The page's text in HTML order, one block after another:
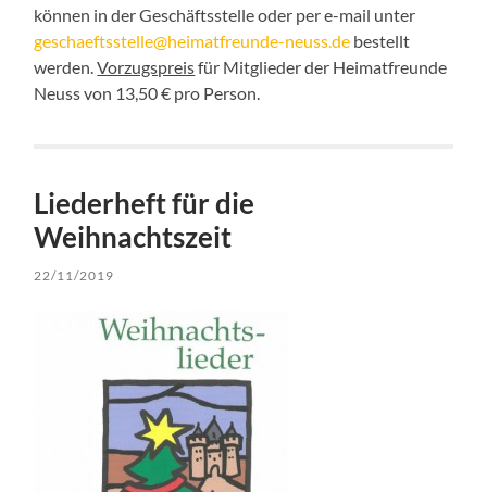
können in der Geschäftsstelle oder per e-mail unter
geschaeftsstelle@heimatfreunde-neuss.de bestellt
werden.Vorzugspreisfür Mitglieder der Heimatfreunde
Neuss von 13,50 € pro Person.
Liederheft für die
Weihnachtszeit
22/11/2019